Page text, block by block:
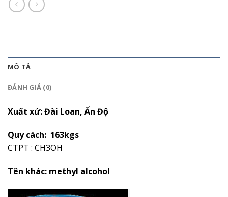
MÔ TẢ
ĐÁNH GIÁ (0)
Xuất xứ: Đài Loan, Ấn Độ
Quy cách: 163kgs
CTPT : CH3OH
Tên khác: methyl alcohol